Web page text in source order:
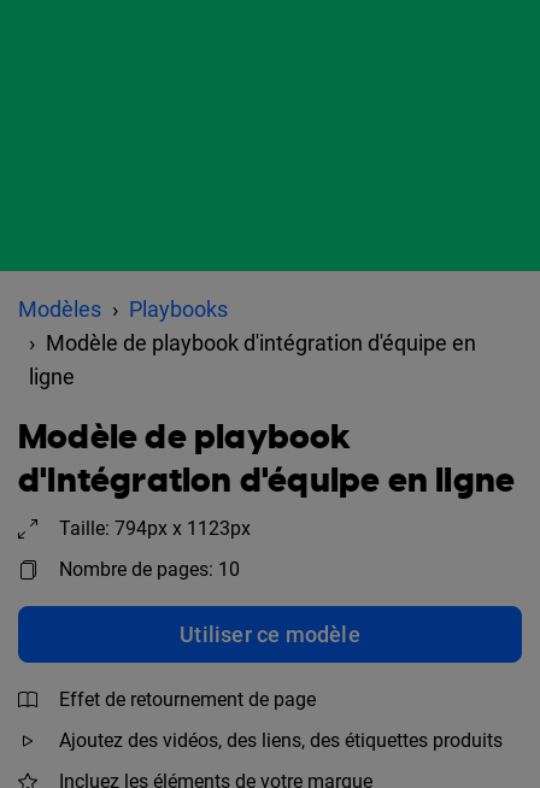
Modèles
Playbooks
Modèle de playbook d'intégration d'équipe en
ligne
Modèle de playbook
d'intégration d'équipe en ligne
Taille: 794px x 1123px
Nombre de pages: 10
Utiliser ce modèle
Effet de retournement de page
Ajoutez des vidéos, des liens, des étiquettes produits
Incluez les éléments de votre marque